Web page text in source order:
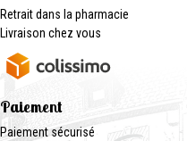
Retrait dans la pharmacie
Livraison chez vous
Paiement
Paiement sécurisé